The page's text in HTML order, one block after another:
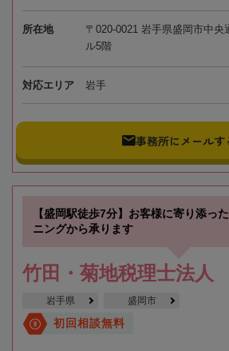
所在地
〒020-0021 岩手県盛岡市中央
ル5階
対応エリア 岩手
事務所にメールす
【盛岡駅徒歩7分】お客様に寄り添っ
ニングから承ります
竹田・菊地税理士法人
岩手県 盛岡市
初回相談無料